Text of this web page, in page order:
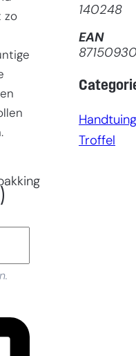
zo
)
140248
EAN
Troffel